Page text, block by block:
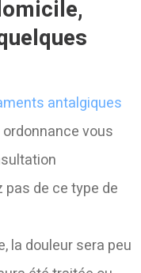
antalgiques
vous
pas de ce type de
la douleur sera peu